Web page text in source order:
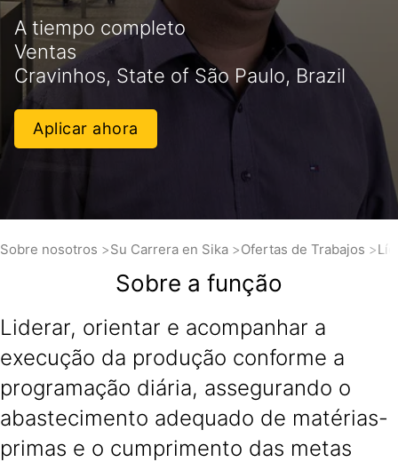
A tiempo completo
Ventas
Cravinhos, State of São Paulo, Brazil
Aplicar ahora
Sobre nosotros Su Carrera en Sika Ofertas de Trabajos
Sobre a função
Liderar, orientar e acompanhar a
execução da produção conforme a
programação diária, assegurando o
abastecimento adequado de matérias-
primas e o cumprimento das metas